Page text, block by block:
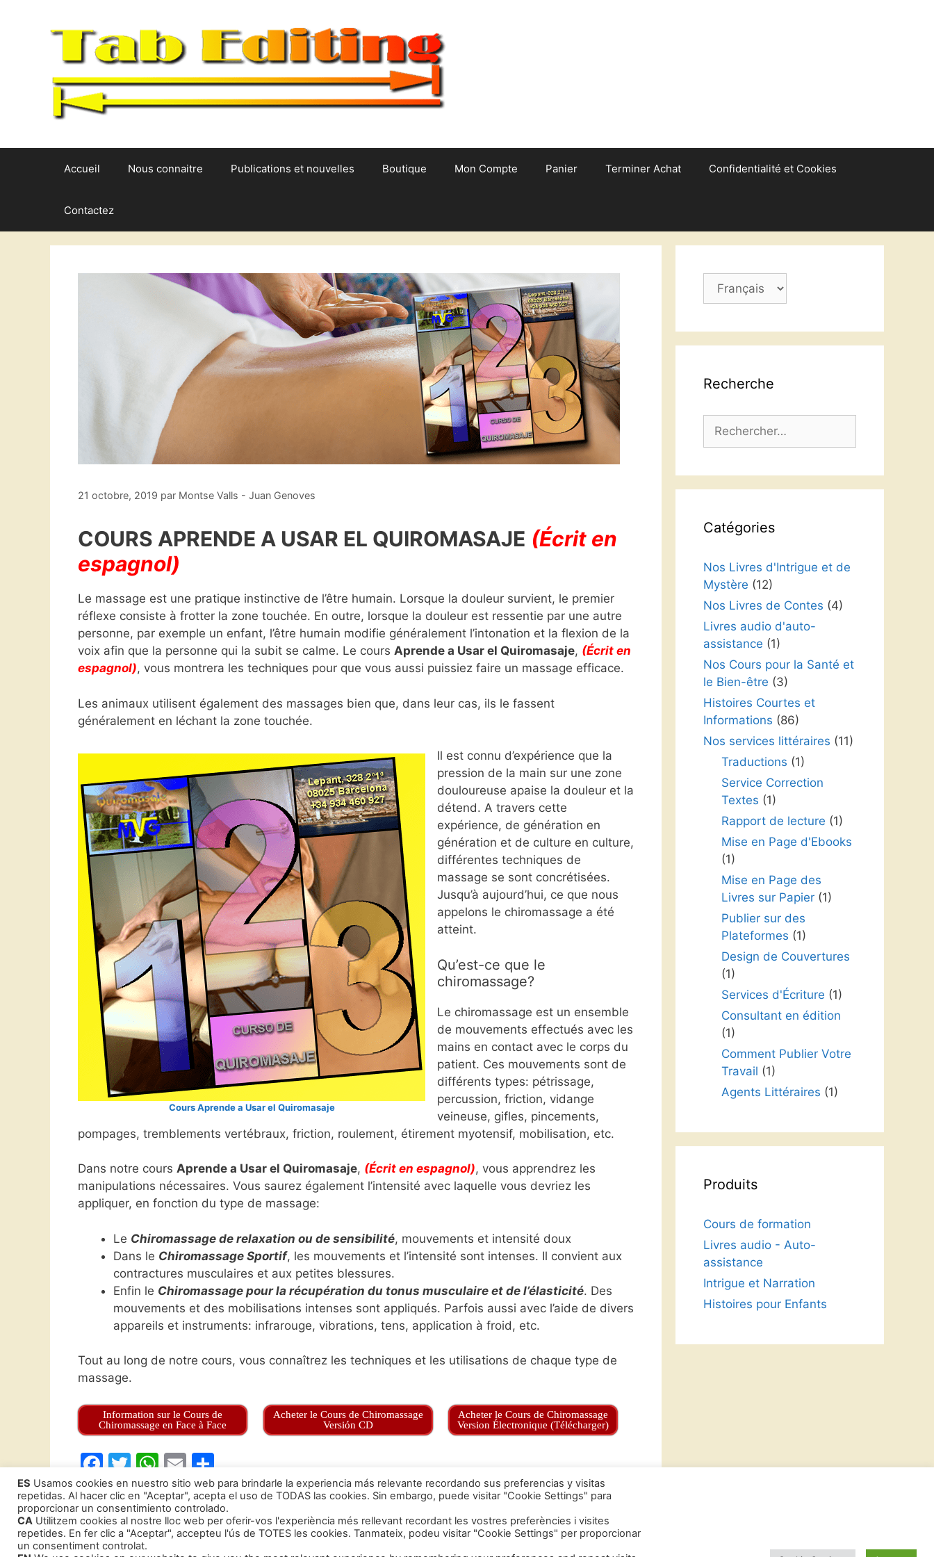
Accueil Nous connaitre Publications et nouvelles Boutique Mon Compte Panier Terminer Achat Confidentialité et Cookies
Contactez
21 octobre, 2019 par Montse Valls - Juan Genoves
COURS APRENDE A USAR EL QUIROMASAJE (Écrit en
espagnol)
Le massage est une pratique instinctive de l’être humain. Lorsque la douleur survient, le premier
réflexe consiste à frotter la zone touchée. En outre, lorsque la douleur est ressentie par une autre
personne, par exemple un enfant, l’être humain modifie généralement l’intonation et la flexion de la
voix afin que la personne qui la subit se calme. Le cours Aprende a Usar el Quiromasaje, (Écrit en
espagnol), vous montrera les techniques pour que vous aussi puissiez faire un massage efficace.
Les animaux utilisent également des massages bien que, dans leur cas, ils le fassent
généralement en léchant la zone touchée.
Cours Aprende a Usar el Quiromasaje
Il est connu d’expérience que la
pression de la main sur une zone
douloureuse apaise la douleur et la
détend. A travers cette
expérience, de génération en
génération et de culture en culture,
différentes techniques de
massage se sont concrétisées.
Jusqu’à aujourd’hui, ce que nous
appelons le chiromassage a été
atteint.
Qu’est-ce que le
chiromassage?
Le chiromassage est un ensemble
de mouvements effectués avec les
mains en contact avec le corps du
patient. Ces mouvements sont de
différents types: pétrissage,
percussion, friction, vidange
veineuse, gifles, pincements,
pompages, tremblements vertébraux, friction, roulement, étirement myotensif, mobilisation, etc.
Dans notre cours Aprende a Usar el Quiromasaje, (Écrit en espagnol), vous apprendrez les
manipulations nécessaires. Vous saurez également l’intensité avec laquelle vous devriez les
appliquer, en fonction du type de massage:
Le Chiromassage de relaxation ou de sensibilité, mouvements et intensité doux
Dans le Chiromassage Sportif, les mouvements et l’intensité sont intenses. Il convient aux
contractures musculaires et aux petites blessures.
Enfin le Chiromassage pour la récupération du tonus musculaire et de l’élasticité. Des
mouvements et des mobilisations intenses sont appliqués. Parfois aussi avec l’aide de divers
appareils et instruments: infrarouge, vibrations, tens, application à froid, etc.
Tout au long de notre cours, vous connaîtrez les techniques et les utilisations de chaque type de
massage.
Information sur le Cours de
Chiromassage en Face à Face
Acheter le Cours de Chiromassage
Versión CD
Acheter le Cours de Chiromassage
Version Électronique (Télécharger)
F
a
c
e
T
w
itt
er
W
h
at
s
E
m
ai
l
ar
ta
g
Catégories
Nos Cours pour la Santé et le Bien-être
Étiquettes
Cours de Chiromassage
Cours Aprende a Hipnotizar
Choisir
Recherche
Rechercher :
Catégories
Nos Livres d'Intrigue et de
Mystère (12)
Nos Livres de Contes (4)
Livres audio d'auto-
assistance (1)
Nos Cours pour la Santé et
le Bien-être (3)
Histoires Courtes et
Informations (86)
Nos services littéraires (11)
Traductions (1)
Service Correction
Textes (1)
Rapport de lecture (1)
Mise en Page d'Ebooks
(1)
Mise en Page des
Livres sur Papier(1)
Publier sur des
Plateformes (1)
Design de Couvertures
(1)
Services d'Écriture (1)
Consultant en édition
(1)
Comment Publier Votre
Travail (1)
Agents Littéraires (1)
Produits
Cours de formation
Livres audio - Auto-
assistance
Intrigue et Narration
Histoires pour Enfants
ES Usamos cookies en nuestro sitio web para brindarle la experiencia más relevante recordando sus preferencias y visitas
repetidas. Al hacer clic en "Aceptar", acepta el uso de TODAS las cookies. Sin embargo, puede visitar "Cookie Settings" para
proporcionar un consentimiento controlado.
CA Utilitzem cookies al nostre lloc web per oferir-vos l'experiència més rellevant recordant les vostres preferències i visites
repetides. En fer clic a "Aceptar", accepteu l'ús de TOTES les cookies. Tanmateix, podeu visitar "Cookie Settings" per proporcionar
un consentiment controlat.